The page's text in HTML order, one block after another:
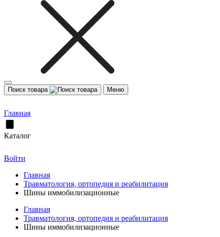
Поиск товара Меню
Главная
Каталог
Войти
Главная
Травматология, ортопедия и реабилитация
Шины иммобилизационные
Главная
Травматология, ортопедия и реабилитация
Шины иммобилизационные